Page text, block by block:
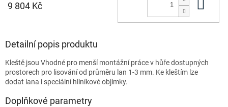
9 804 Kč
Detailní popis produktu
Kleště jsou Vhodné pro menší montážní práce v hůře dostupných
prostorech pro lisování od průměru lan 1-3 mm. Ke kleštím lze
dodat lana i speciální hliníkové objímky.
Doplňkové parametry